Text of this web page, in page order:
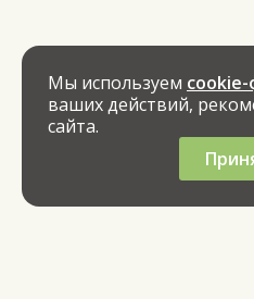
Мы используем
ваших действий,
сайта.